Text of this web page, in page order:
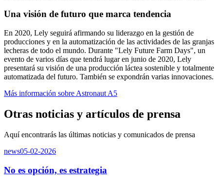
Una visión de futuro que marca tendencia
En 2020, Lely seguirá afirmando su liderazgo en la gestión de
producciones y en la automatización de las actividades de las granjas
lecheras de todo el mundo. Durante "Lely Future Farm Days", un
evento de varios días que tendrá lugar en junio de 2020, Lely
presentará su visión de una producción láctea sostenible y totalmente
automatizada del futuro. También se expondrán varias innovaciones.
Más información sobre Astronaut A5
Otras noticias y artículos de prensa
Aquí encontrarás las últimas noticias y comunicados de prensa
news05-02-2026
No es opción, es estrategia